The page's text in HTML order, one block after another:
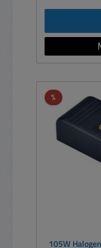
%Rabatt
105W